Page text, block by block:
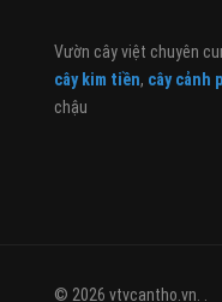
Vườn cây việt chuyên
cây kim tiền, cây cảnh
chậu
© 2026 vtvcantho.vn. .